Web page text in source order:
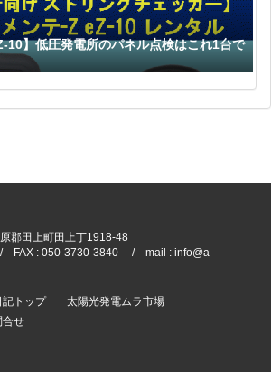
10】低圧発電所のパネル点検はこれ1台で
郡田上町田上丁1918-48
3730-3840 / mail : info@a-
記トップ
太陽光発電ムラ市場
合せ